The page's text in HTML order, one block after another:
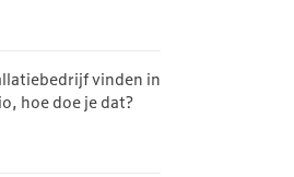
vinden in
hoe doe je dat?